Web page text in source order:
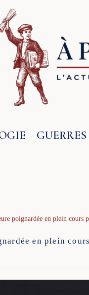
GUERRES
poignardée en plein cours
en plein